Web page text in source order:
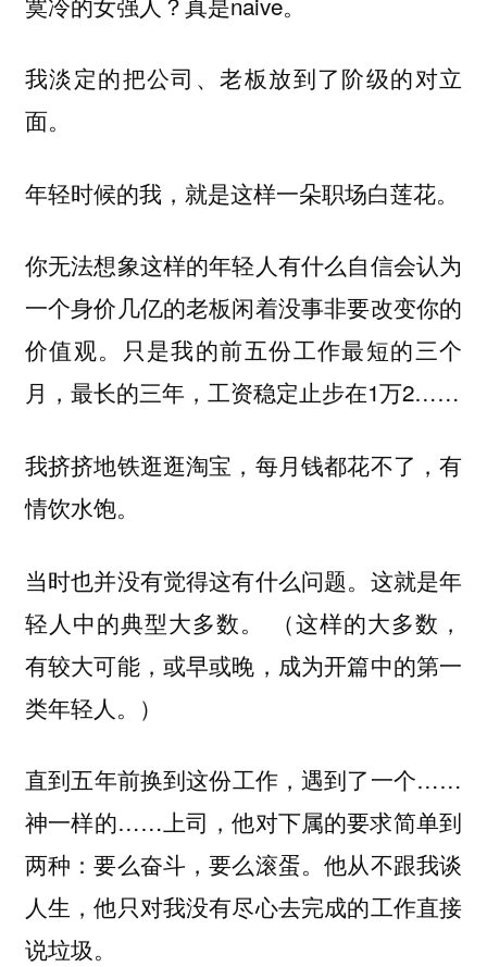
我淡定的把公司、老板放到了阶级的对立
面。
年轻时候的我，就是这样一朵职场白莲花。
你无法想象这样的年轻人有什么自信会认为
一个身价几亿的老板闲着没事非要改变你的
价值观。只是我的前五份工作最短的三个
月，最长的三年，工资稳定止步在1万2……
我挤挤地铁逛逛淘宝，每月钱都花不了，有
情饮水饱。
当时也并没有觉得这有什么问题。这就是年
轻人中的典型大多数。 （这样的大多数，
有较大可能，或早或晚，成为开篇中的第一
类年轻人。）
直到五年前换到这份工作，遇到了一个……
神一样的……上司，他对下属的要求简单到
两种：要么奋斗，要么滚蛋。他从不跟我谈
人生，他只对我没有尽心去完成的工作直接
说垃圾。